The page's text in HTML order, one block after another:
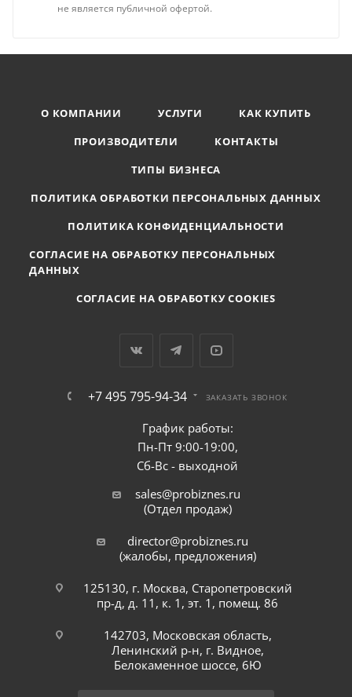
не является публичной офертой.
О КОМПАНИИ УСЛУГИ
КАК КУПИТЬ
ПРОИЗВОДИТЕЛИ
КОНТАКТЫ
ТИПЫ БИЗНЕСА
ПОЛИТИКА ОБРАБОТКИ ПЕРСОНАЛЬНЫХ ДАННЫХ
ПОЛИТИКА КОНФИДЕНЦИАЛЬНОСТИ
СОГЛАСИЕ НА ОБРАБОТКУ ПЕРСОНАЛЬНЫХ
ДАННЫХ
СОГЛАСИЕ НА ОБРАБОТКУ COOKIES
+7 495 795-94-34 ЗАКАЗАТЬ ЗВОНОК
График работы:
Пн-Пт 9:00-19:00,
Сб-Вс - выходной
sales@probiznes.ru
(Отдел продаж)
director@probiznes.ru
(жалобы, предложения)
125130, г. Москва, Старопетровский
пр-д, д. 11, к. 1, эт. 1, помещ. 86
142703, Московская область,
Ленинский р-н, г. Видное,
Белокаменное шоссе, 6Ю